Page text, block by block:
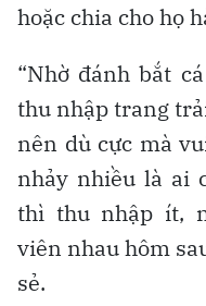
hoặc chia cho họ
“Nhờ đánh bắt
thu nhập trang
nên dù cực mà
nhảy nhiều là ai
thì thu nhập ít,
viên nhau hôm
sẻ.